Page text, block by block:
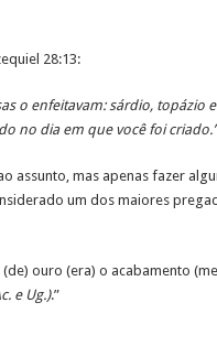
28:13:
o enfeitavam: sárdio,
no dia em que você foi criado.”
assunto, mas apenas fazer
um dos maiores
(de) ouro (era) o acabamento
e Ug.).”